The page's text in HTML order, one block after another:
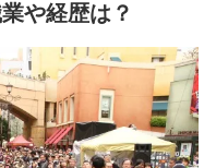
や経歴は？